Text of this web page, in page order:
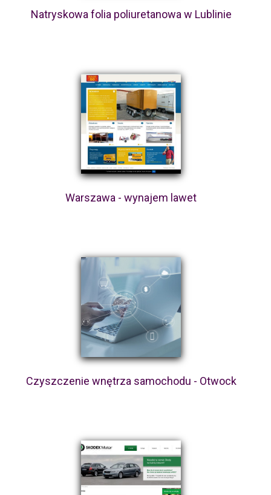
Natryskowa folia poliuretanowa w Lublinie
Warszawa - wynajem lawet
Czyszczenie wnętrza samochodu - Otwock